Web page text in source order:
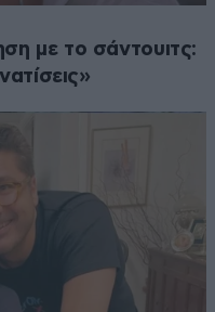
με το σάντουιτς: